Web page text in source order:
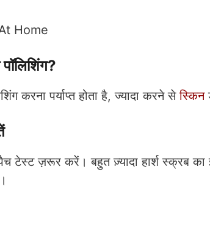
करना पर्याप्त होता है, ज्यादा करने सेस्किन
टेस्ट ज़रूर करें। बहुत ज़्यादा हार्श स्क्रब